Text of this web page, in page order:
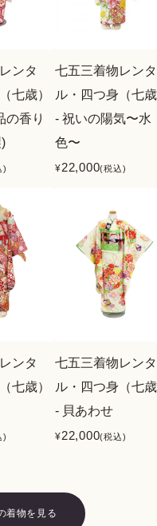
ンタ
七歳）
の香り
)
七五三着物レンタ
ル・四つ身（七
- 祝いの陽気〜水
色〜
¥22,000(税込)
ンタ
七歳）
)
七五三着物レンタ
ル・四つ身（七
- 貝あわせ
¥22,000(税込)
着物を見る